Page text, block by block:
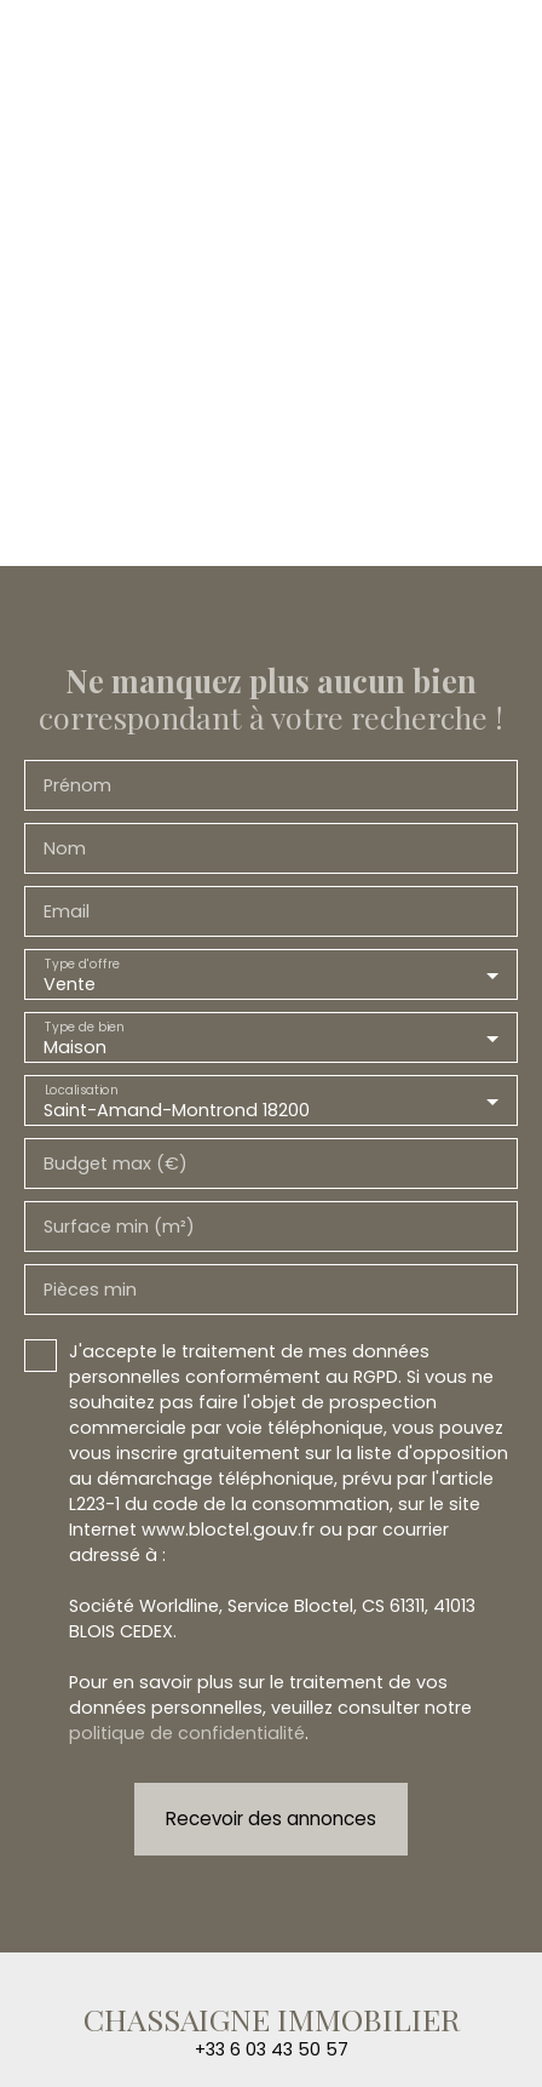
Ne manquez plus aucun bien
correspondant à votre recherche !
Prénom
Nom
Email
Vente
Type d'offre
Maison
Type de bien
Saint-Amand-Montrond 18200
Localisation
Budget max (€)
Surface min (m²)
Pièces min
J'accepte le traitement de mes données
personnelles conformément au RGPD. Si vous ne
souhaitez pas faire l'objet de prospection
commerciale par voie téléphonique, vous pouvez
vous inscrire gratuitement sur la liste d'opposition
au démarchage téléphonique, prévu par l'article
L223-1 du code de la consommation, sur le site
Internet www.bloctel.gouv.fr ou par courrier
adressé à :
Société Worldline, Service Bloctel, CS 61311, 41013
BLOIS CEDEX.
Pour en savoir plus sur le traitement de vos
données personnelles, veuillez consulter notre
politique de confidentialité.
Recevoir des annonces
CHASSAIGNE IMMOBILIER
+33 6 03 43 50 57